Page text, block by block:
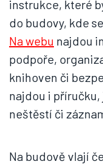
instrukce, které
do budovy, kde
Na webu najdou
podpoře,
knihoven či
najdou i
neštěstí či
Na budově vlají